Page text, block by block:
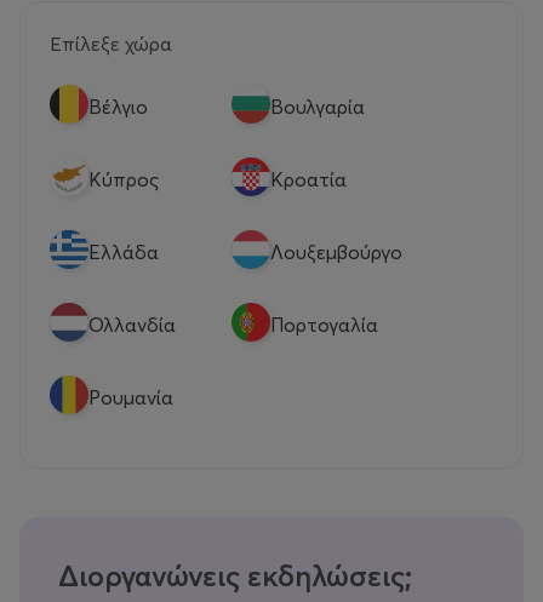
Επίλεξε χώρα
Βέλγιο Βουλγαρία
Κύπρος Κροατία
Eλλάδα Λουξεμβούργο
Ολλανδία Πορτογαλία
Ρουμανία
Διοργανώνεις εκδηλώσεις;